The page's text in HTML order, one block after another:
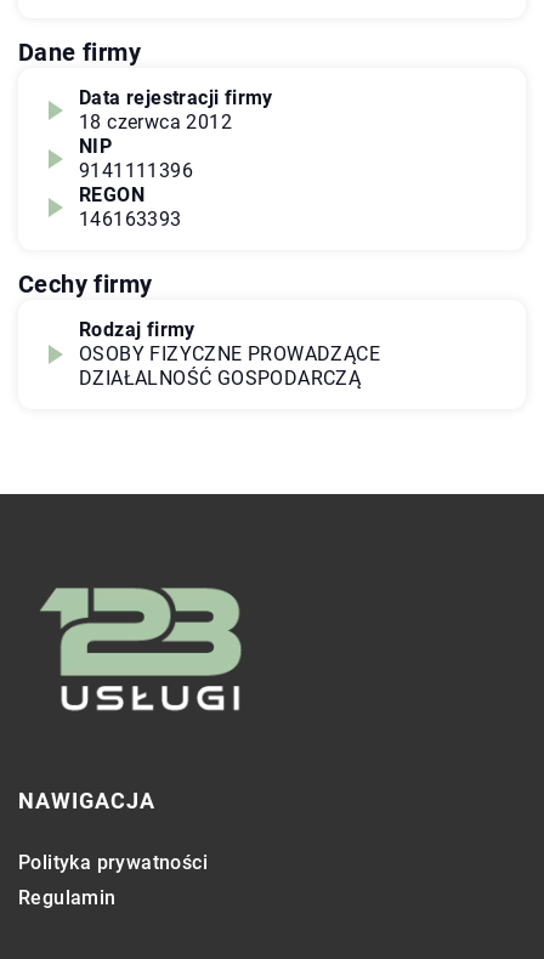
Dane firmy
Data rejestracji firmy
18 czerwca 2012
NIP
9141111396
REGON
146163393
Cechy firmy
Rodzaj firmy
OSOBY FIZYCZNE PROWADZĄCE
DZIAŁALNOŚĆ GOSPODARCZĄ
NAWIGACJA
Polityka prywatności
Regulamin